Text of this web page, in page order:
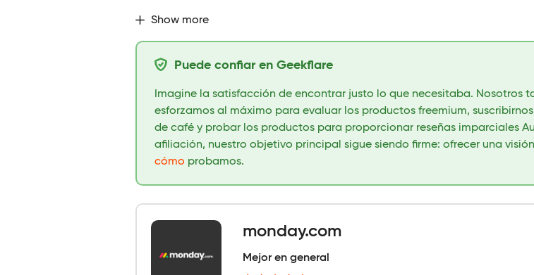
Show more
Puede confiar en Geekflare
Imagine la satisfacción de encontrar justo lo que necesitaba. Nosotros
esforzamos al máximo para evaluar los productos freemium,
de café y probar los productos para proporcionar reseñas imparciales
afiliación, nuestro objetivo principal sigue siendo firme: ofrecer una
cómo probamos.
monday.com
Mejor en general